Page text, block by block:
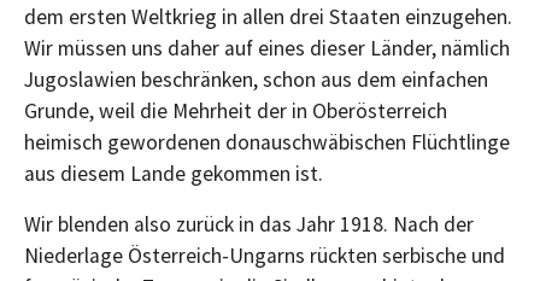
dem ersten Weltkrieg in allen drei Staaten einzugehen.
Wir müssen uns daher auf eines dieser Länder, nämlich
Jugoslawien beschränken, schon aus dem einfachen
Grunde, weil die Mehrheit der in Oberösterreich
heimisch gewordenen donauschwäbischen Flüchtlinge
aus diesem Lande gekommen ist.
Wir blenden also zurück in das Jahr 1918. Nach der
Niederlage Österreich-Ungarns rückten serbische und